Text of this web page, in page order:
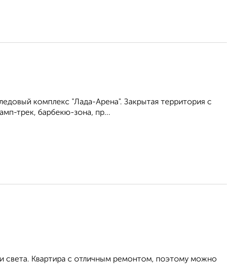
комплекс "Лада-Арена". Закрытая территория с
трек, барбекю-зона, пр...
Квартира с отличным ремонтом, поэтому можно